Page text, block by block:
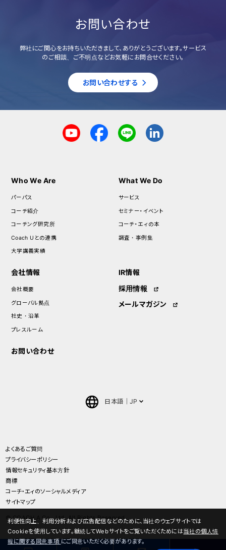
お問い合わせ
弊社にご関心をお持ちいただきまして、ありがとうございます。サービス
のご相談、ご不明点などお気軽にお問合せください。
お問い合わせする
Who We Are
パーパス
コーチ紹介
コーチング研究所
Coach Uとの連携
大学講義実績
What We Do
サービス
セミナー・イベント
コーチ・エィの本
調査・事例集
会社情報
会社概要
グローバル拠点
社史・沿革
プレスルーム
IR情報
採用情報
メールマガジン
お問い合わせ
日本語 JP
よくあるご質問
プライバシーポリシー
情報セキュリティ基本方針
商標
コーチ・エィのソーシャルメディア
サイトマップ
© COACH A Co., Ltd. All Rights Reserved.
利便性向上、利用分析および広告配信などのために、当社のウェブサイトでは
Cookieを使用しています。継続してWebサイトをご覧いただくためには当社の個人情
報に関する同意事項 にご同意いただく必要があります。